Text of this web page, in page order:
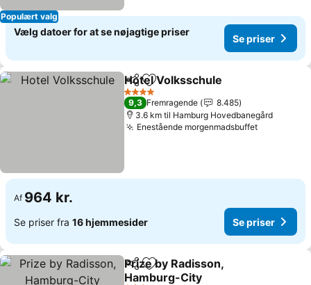
Populært valg
Vælg datoer for at se nøjagtige priser
Se priser
Del Føj til favoritter
Hotel Volksschule
4 Stjerner
9,3 Fremragende
8.485
3.6 km til Hamburg Hovedbanegård
Enestående morgenmadsbuffet
Af 964 kr.
Se priser fra 16 hjemmesider Se priser
Del Føj til favoritter
Prize by Radisson,
Hamburg-City